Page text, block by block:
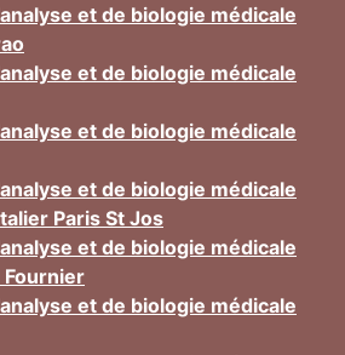
et de biologie médicale
et de biologie médicale
et de biologie médicale
et de biologie médicale
Paris St Jos
et de biologie médicale
et de biologie médicale